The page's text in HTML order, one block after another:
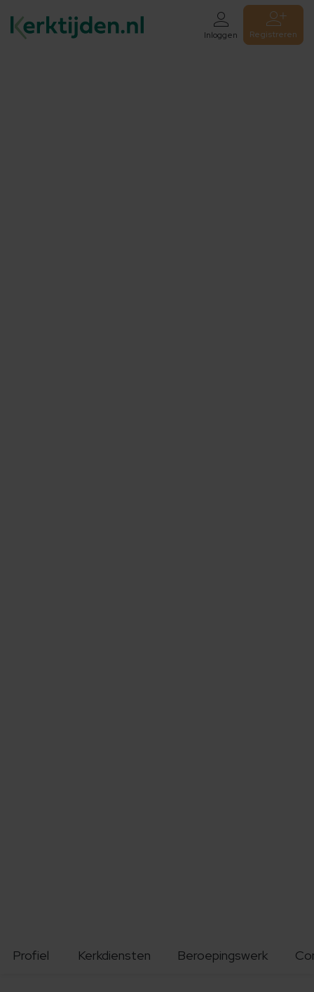
Inloggen Registreren
Profiel Kerkdiensten Beroepingswerk